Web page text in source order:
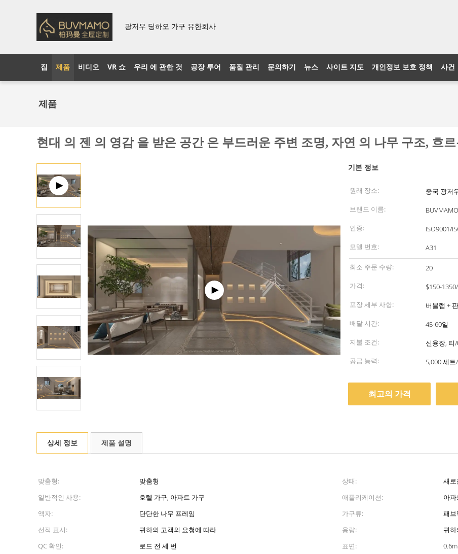
광저우 딩하오 가구 유한회사
집 제품 비디오 VR 쇼 우리 에 관한 것 공장 투어 품질 관리 문의하기 뉴스 사이트 지도 개인정보 보호 정책 사건
제품
현대 의 젠 의 영감 을 받은 공간 은 부드러운 주변 조명, 자연 의 나무 구조, 흐
기본 정보
원래 장소:
중국 광저
브랜드 이름:
BUVMAMO
인증:
ISO9001/
모델 번호:
A31
최소 주문 수량:
20
가격:
$150-
포장 세부 사항:
버블랩 +
배달 시간:
45-60일
지불 조건:
신용장, 티/
공급 능력:
5,000 세트
최고의 가격
상세 정보 제품 설명
맞춤형: 맞춤형 상태:
새로
일반적인 사용:
호텔 가구, 아파트 가구 애플리케이션:
아
액자:
단단한 나무 프레임 가구류:
패브
선적 표시:
귀하의 고객의 요청에 따라 용량:
귀하
QC 확인:
로드 전 세 번 표면: